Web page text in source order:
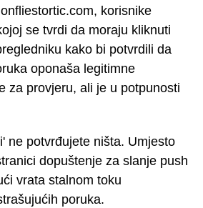
korisnike
se tvrdi da moraju kliknuti
kako bi potvrdili da
oponaša legitimne
za provjeru, ali je u potpunosti
ne potvrđujete ništa. Umjesto
dopuštenje za slanje push
vrata stalnom toku
poruka.